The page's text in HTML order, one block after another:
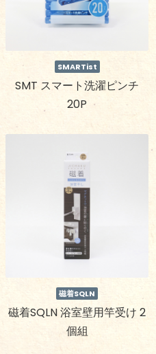
SMARTist
SMT スマート洗濯ピンチ
20P
磁着SQLN
磁着SQLN 浴室壁用竿受け 2
個組